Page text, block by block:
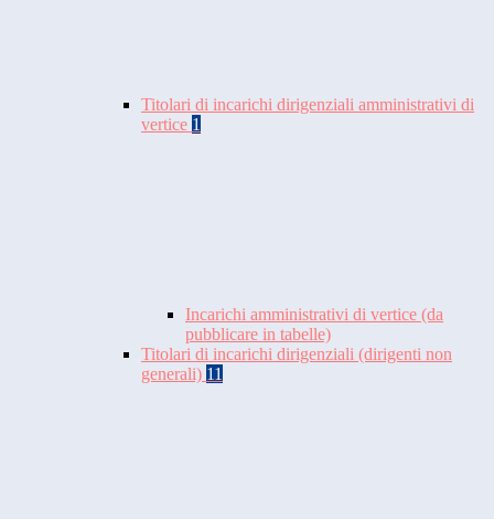
Titolari di incarichi dirigenziali amministrativi di
vertice 1
Incarichi amministrativi di vertice (da
pubblicare in tabelle)
Titolari di incarichi dirigenziali (dirigenti non
generali) 11